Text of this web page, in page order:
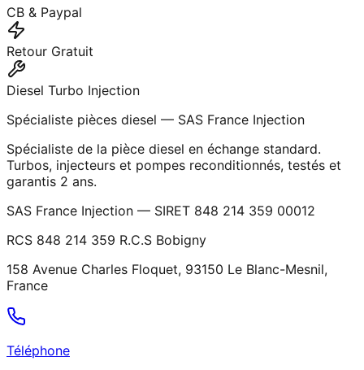
CB & Paypal
Retour Gratuit
Diesel Turbo Injection
Spécialiste pièces diesel — SAS France Injection
Spécialiste de la pièce diesel en échange standard.
Turbos, injecteurs et pompes reconditionnés, testés et
garantis 2 ans.
SAS France Injection — SIRET 848 214 359 00012
RCS 848 214 359 R.C.S Bobigny
158 Avenue Charles Floquet, 93150 Le Blanc-Mesnil,
France
Téléphone